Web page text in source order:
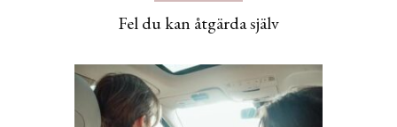
Fel du kan åtgärda själv